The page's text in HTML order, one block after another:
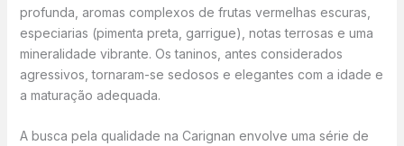
profunda, aromas complexos de frutas vermelhas escuras,
especiarias (pimenta preta, garrigue), notas terrosas e uma
mineralidade vibrante. Os taninos, antes considerados
agressivos, tornaram-se sedosos e elegantes com a idade e
a maturação adequada.
A busca pela qualidade na Carignan envolve uma série de